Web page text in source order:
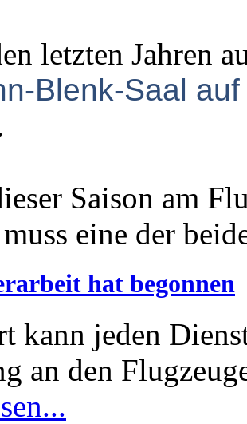
letzten Jahren
Blenk-Saal
Saison am
eine der
hat begonnen
kann jeden
an den